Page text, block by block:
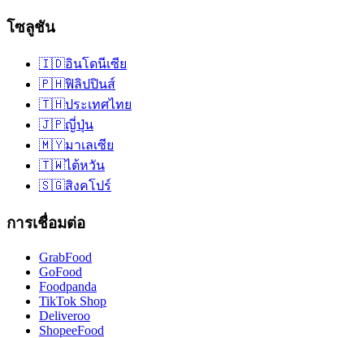
โซลูชัน
🇮🇩อินโดนีเซีย
🇵🇭ฟิลิปปินส์
🇹🇭ประเทศไทย
🇯🇵ญี่ปุ่น
🇲🇾มาเลเซีย
🇹🇼ไต้หวัน
🇸🇬สิงคโปร์
การเชื่อมต่อ
GrabFood
GoFood
Foodpanda
TikTok Shop
Deliveroo
ShopeeFood